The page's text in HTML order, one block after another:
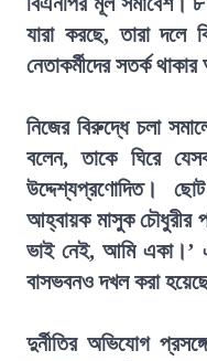
যারা করছে, তারা দলে
নেতাকর্মীদের সতর্ক
নিজের বিরুদ্ধে চলা
বলেন, তাকে ঘিরে
উদ্দেশ্যপ্রণোদিত।
আহ্বায়ক মাসুক চৌধুরীর
ভাই নেই, আমি একা।’
বাসভবনও দখল করা
দুর্নীতির অভিযোগ